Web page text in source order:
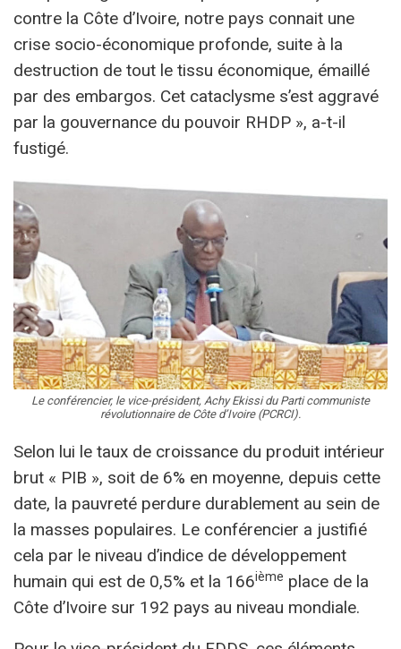
contre la Côte d’Ivoire, notre pays connait une
crise socio-économique profonde, suite à la
destruction de tout le tissu économique, émaillé
par des embargos. Cet cataclysme s’est aggravé
par la gouvernance du pouvoir RHDP », a-t-il
fustigé.
Le conférencier, le vice-président, Achy Ekissi du Parti communiste
révolutionnaire de Côte d’Ivoire (PCRCI).
Selon lui le taux de croissance du produit intérieur
brut « PIB », soit de 6% en moyenne, depuis cette
date, la pauvreté perdure durablement au sein de
la masses populaires. Le conférencier a justifié
cela par le niveau d’indice de développement
humain qui est de 0,5% et la 166ième place de la
Côte d’Ivoire sur 192 pays au niveau mondiale.